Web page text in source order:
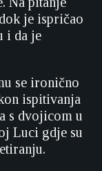
je ispričao
i da je
se ironično
ispitivanja
s dvojicom u
Luci gdje su